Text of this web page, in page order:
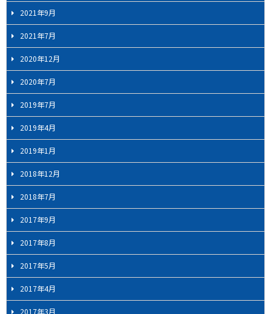
2021年9月
2021年7月
2020年12月
2020年7月
2019年7月
2019年4月
2019年1月
2018年12月
2018年7月
2017年9月
2017年8月
2017年5月
2017年4月
2017年3月